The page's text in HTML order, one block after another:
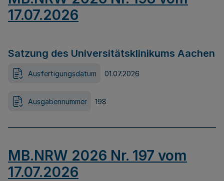
17.07.2026
Satzung des Universitätsklinikums Aachen
Ausfertigungsdatum 01.07.2026
Ausgabennummer 198
MB.NRW 2026 Nr. 197 vom
17.07.2026